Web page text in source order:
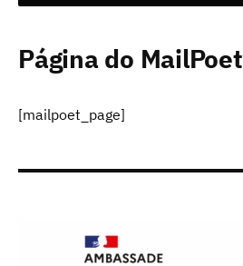
Página do MailPoet
[mailpoet_page]